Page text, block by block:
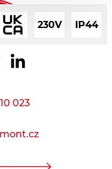
230V IP44
023